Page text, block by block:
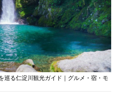
巡る仁淀川観光ガイド｜グルメ・宿・モ